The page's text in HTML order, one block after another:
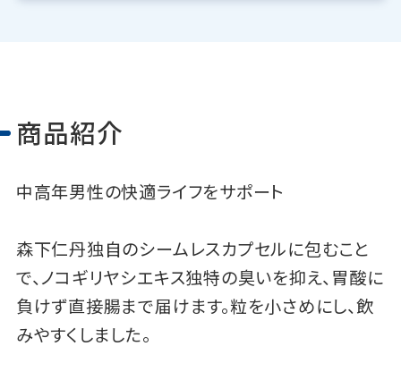
商品紹介
中高年男性の快適ライフをサポート
森下仁丹独自のシームレスカプセルに包むこと
で、ノコギリヤシエキス独特の臭いを抑え、胃酸に
負けず直接腸まで届けます。粒を小さめにし、飲
みやすくしました。